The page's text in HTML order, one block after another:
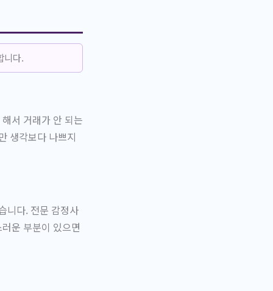
니다.
서 거래가 안 되는
생각보다 나쁘지
니다. 전문 감정사
운 부분이 있으면